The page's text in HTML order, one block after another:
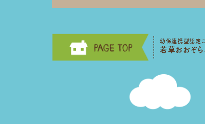
幼保連携型認定こ
若草おおぞら